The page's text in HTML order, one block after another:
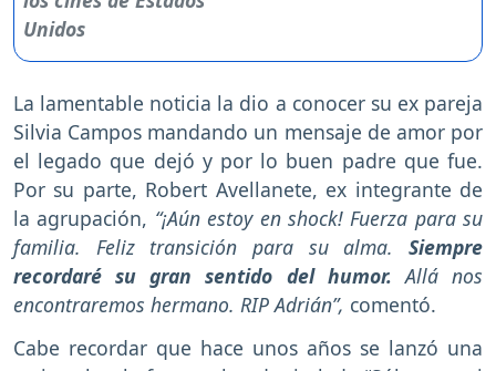
La lamentable noticia la dio a conocer su ex pareja
Silvia Campos mandando un mensaje de amor por
el legado que dejó y por lo buen padre que fue.
Por su parte, Robert Avellanete, ex integrante de
la agrupación, “¡Aún estoy en shock! Fuerza para su
familia. Feliz transición para su alma. Siempre
recordaré su gran sentido del humor. Allá nos
encontraremos hermano. RIP Adrián”, comentó.
Cabe recordar que hace unos años se lanzó una